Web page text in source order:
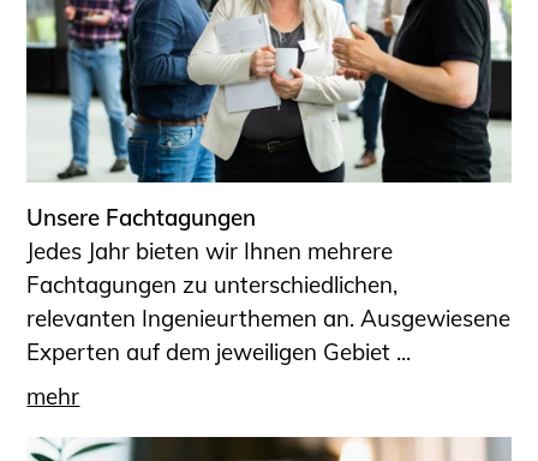
Unsere Fachtagungen
Jedes Jahr bieten wir Ihnen mehrere
Fachtagungen zu unterschiedlichen,
relevanten Ingenieurthemen an. Ausgewiesene
Experten auf dem jeweiligen Gebiet ...
mehr